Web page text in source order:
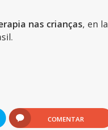
nas crianças, en la
COMENTAR